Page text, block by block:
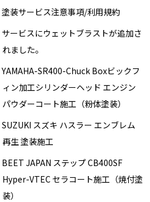
塗装サービス注意事項/利用規約
サービスにウェットブラストが追加さ
れました。
YAMAHA-SR400-Chuck Boxビックフ
ィン加工シリンダーヘッド エンジン
パウダーコート施工（粉体塗装）
SUZUKI スズキ ハスラー エンブレム
再生 塗装施工
BEET JAPAN ステップ CB400SF
Hyper-VTEC セラコート施工（焼付塗
装）